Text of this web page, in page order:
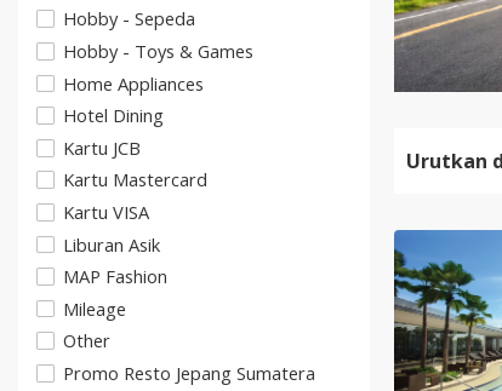
Hobby - Sepeda
Hobby - Toys & Games
Home Appliances
Hotel Dining
Kartu JCB
Kartu Mastercard
Kartu VISA
Liburan Asik
MAP Fashion
Mileage
Other
Promo Resto Jepang Sumatera
Urutkan